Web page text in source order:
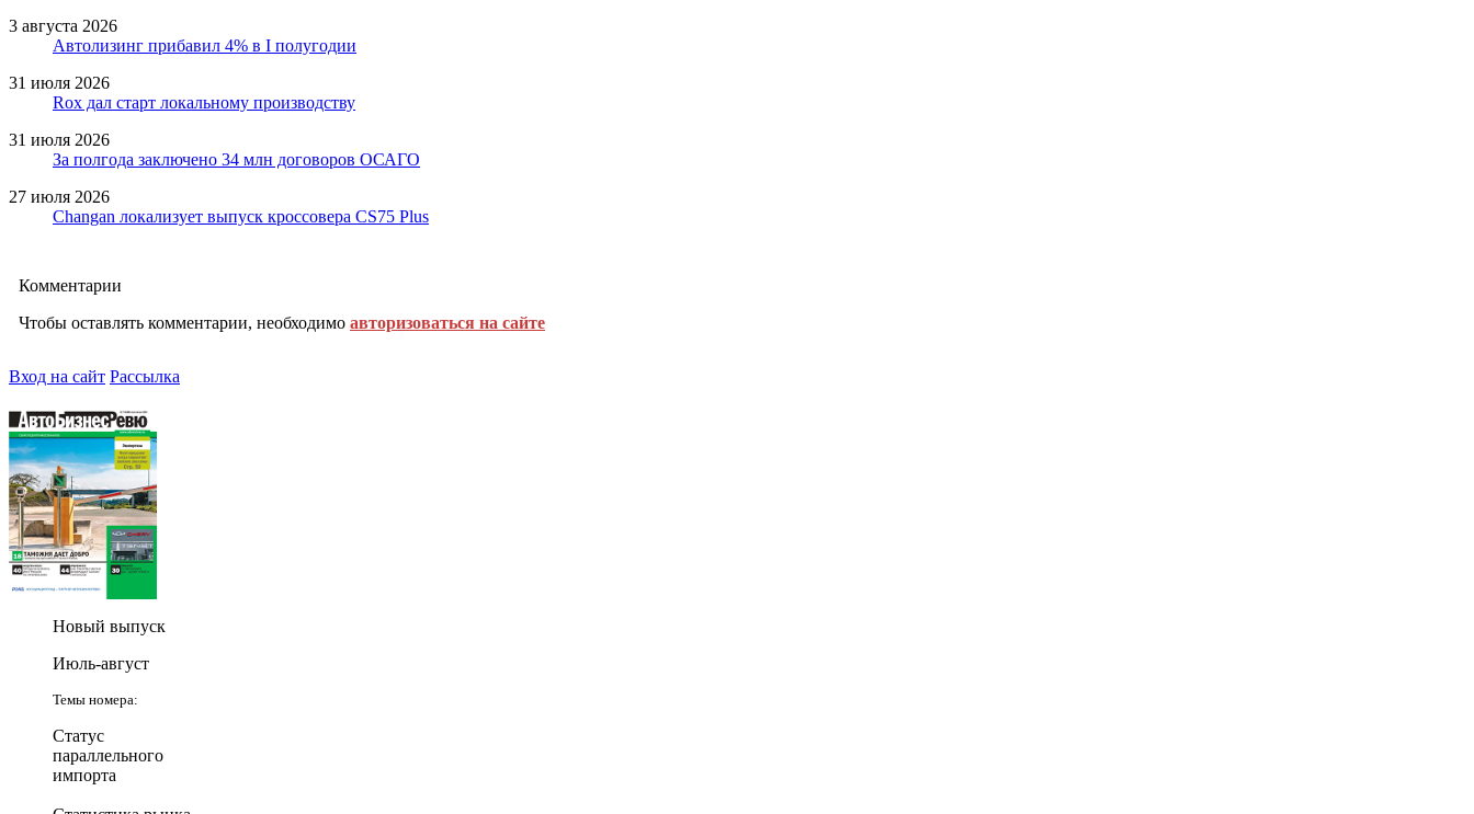
3 августа 2026
Автолизинг прибавил 4% в I полугодии
31 июля 2026
Rox дал старт локальному производству
31 июля 2026
За полгода заключено 34 млн договоров ОСАГО
27 июля 2026
Changan локализует выпуск кроссовера CS75 Plus
Комментарии
Чтобы оставлять комментарии, необходимо авторизоваться на сайте
Вход на сайт Рассылка
Новый выпуск
Июль-август
Темы номера:
Статус
параллельного
импорта